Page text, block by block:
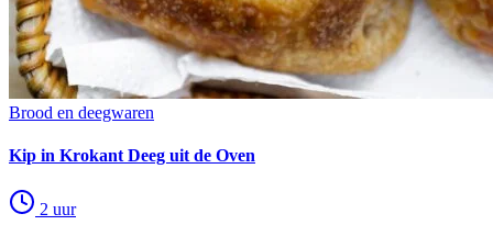
Brood en deegwaren
Kip in Krokant Deeg uit de Oven
2 uur